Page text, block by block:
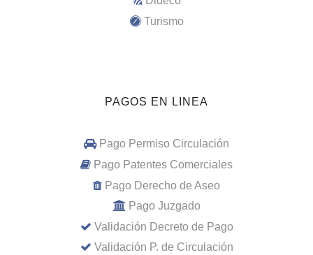
Turismo
PAGOS EN LINEA
Pago Permiso Circulación
Pago Patentes Comerciales
Pago Derecho de Aseo
Pago Juzgado
Validación Decreto de Pago
Validación P. de Circulación